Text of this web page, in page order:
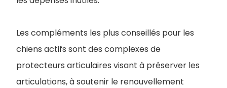
Les compléments les plus conseillés pour les
chiens actifs sont des complexes de
protecteurs articulaires visant à préserver les
articulations, à soutenir le renouvellement